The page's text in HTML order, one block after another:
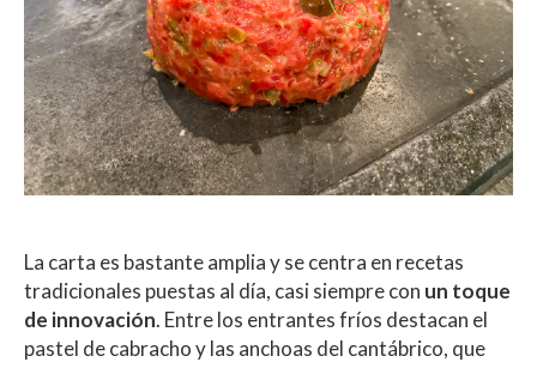
La carta es bastante amplia y se centra en recetas
tradicionales puestas al día, casi siempre con un toque
de innovación. Entre los entrantes fríos destacan el
pastel de cabracho y las anchoas del cantábrico, que